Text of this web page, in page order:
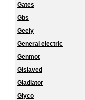
Gates
Gbs
Geely
General electric
Genmot
Gislaved
Gladiator
Glyco